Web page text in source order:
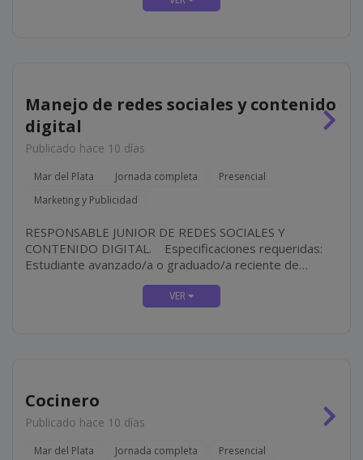
Manejo de redes sociales y contenido
digital
Publicado hace 10 días
Mar del Plata Jornada completa
Presencial
Marketing y Publicidad
RESPONSABLE JUNIOR DE REDES SOCIALES Y
CONTENIDO DIGITAL. Especificaciones requeridas:
Estudiante avanzado/a o graduado/a reciente de
carreras afines a Comunicación, Diseño, Marketing o
Cocinero
Publicado hace 10 días
Mar del Plata Jornada completa
Presencial